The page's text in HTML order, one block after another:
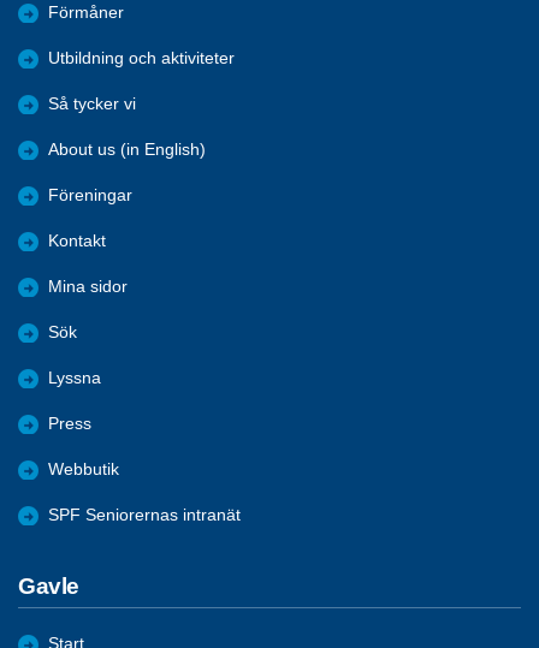
Förmåner
Utbildning och aktiviteter
Så tycker vi
About us (in English)
Föreningar
Kontakt
Mina sidor
Sök
Lyssna
Press
Webbutik
SPF Seniorernas intranät
Gavle
Start